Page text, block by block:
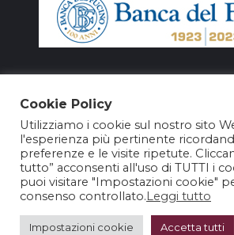
Cookie Policy
Utilizziamo i cookie sul nostro sito
l'esperienza più pertinente
preferenze e le visite ripetute.
tutto” acconsenti all'uso di TUTTI i
puoi visitare "Impostazioni cookie"
consenso controllato.Leggi tutto
Impostazioni cookie Accetta tutti